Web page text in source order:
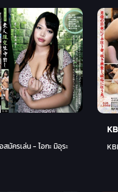
มัครเล่น - ไอกะ มิอุระ